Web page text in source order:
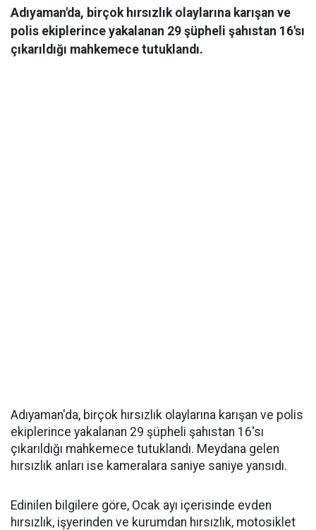
Adıyaman'da, birçok hırsızlık olaylarına karışan ve
polis ekiplerince yakalanan 29 şüpheli şahıstan 16'sı
çıkarıldığı mahkemece tutuklandı.
Adıyaman'da, birçok hırsızlık olaylarına karışan ve polis
ekiplerince yakalanan 29 şüpheli şahıstan 16'sı
çıkarıldığı mahkemece tutuklandı. Meydana gelen
hırsızlık anları ise kameralara saniye saniye yansıdı.
Edinilen bilgilere göre, Ocak ayı içerisinde evden
hırsızlık, işyerinden ve kurumdan hırsızlık, motosiklet